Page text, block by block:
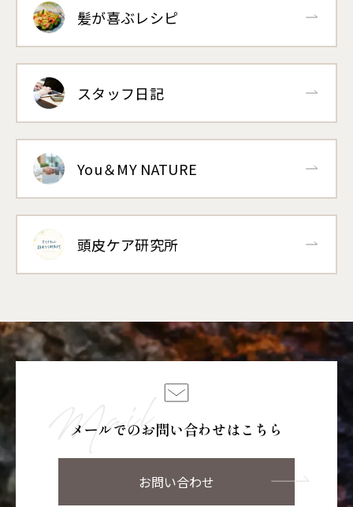
髪が喜ぶレシピ
スタッフ日記
You＆MY NATURE
頭皮ケア研究所
メールでのお問い合わせはこちら
お問い合わせ